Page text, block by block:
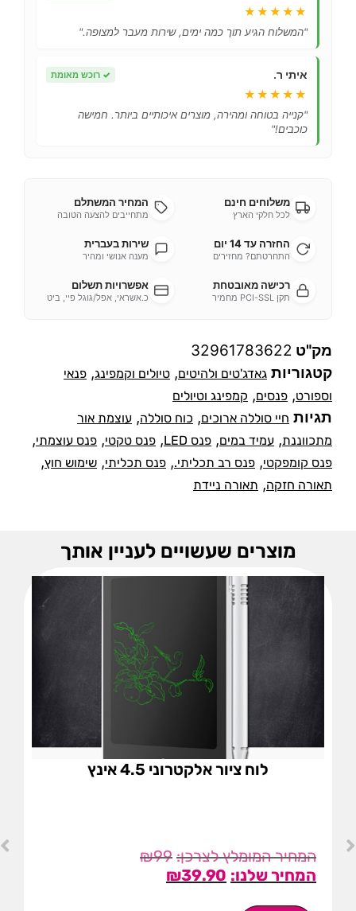
★★★★★
"המשלוח הגיע תוך כמה ימים, שירות מעבר למצופה."
איתי ר. ✓ רוכש מאומת
★★★★★
"קנייה בטוחה ומהירה, מוצרים איכותיים ביותר. חמישה
כוכבים!"
משלוחים חינם
לכל חלקי הארץ
המחיר המשתלם
מתחייבים להצעה הטובה
החזרה עד 14 יום
התחרטתם? מחזירים
שירות בעברית
מענה אנושי ומהיר
רכישה מאובטחת
תקן PCI-SSL מחמיר
אפשרויות תשלום
כ.אשראי, אפל/גוגל פיי, ביט
מק"ט 32961783622
קטגוריות גאדג'טים ולהיטים, טיולים וקמפינג, פנאי
וספורט, פנסים, קמפינג וטיולים
תגיות חיי סוללה ארוכים, כוח סוללה, עוצמת אור
מתכווננת, עמיד במים, פנס LED , פנס טקטי, פנס עוצמתי,
פנס קומפקטי, פנס רב תכליתי., פנס תכליתי, שימוש חוץ,
תאורה חזקה, תאורה ניידת
מוצרים שעשויים לעניין אותך
לוח ציור אלקטרוני 4.5 אינץ
₪99
₪39.90